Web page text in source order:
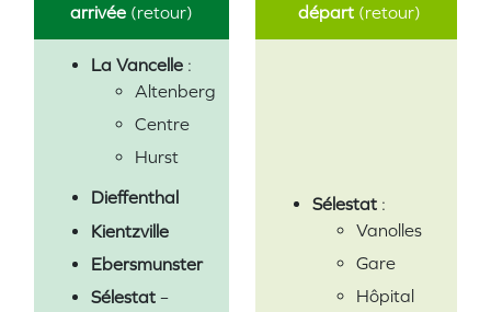
arrivée (retour)
départ (retour)
La Vancelle :
Altenberg
Centre
Hurst
Dieffenthal
Kientzville
Ebersmunster
Sélestat –
Sélestat :
Vanolles
Gare
Hôpital